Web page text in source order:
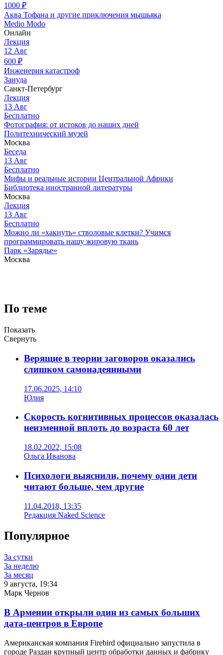
1000 ₽
Аква Тофана и другие приключения мышьяка
Medio Modo
Онлайн
Лекция
12 Авг
600 ₽
Инженерия катастроф
Зануда
Санкт-Петербург
Лекция
13 Авг
Бесплатно
Фотография: от истоков до наших дней
Политехнический музей
Москва
Беседа
13 Авг
Бесплатно
Мифы и реальные истории Центральной Африки
Библиотека иностранной литературы
Москва
Лекция
13 Авг
Бесплатно
Можно ли «хакнуть» стволовые клетки? Учимся
программировать нашу жировую ткань
Парк «Зарядье»
Москва
По теме
Показать
Свернуть
Верящие в теории заговоров оказались
слишком самонадеянными
17.06.2025, 14:10
Юлия
Скорость когнитивных процессов оказалась
неизменной вплоть до возраста 60 лет
18.02.2022, 15:08
Ольга Иванова
Психологи выяснили, почему одни дети
читают больше, чем другие
11.04.2018, 13:35
Редакция Naked Science
Популярное
За сутки
За неделю
За месяц
9 августа, 19:34
Марк Чернов
В Армении открыли один из самых больших
дата-центров в Европе
Американская компания Firebird официально запустила в
городе Раздан крупный центр обработки данных и фабрику